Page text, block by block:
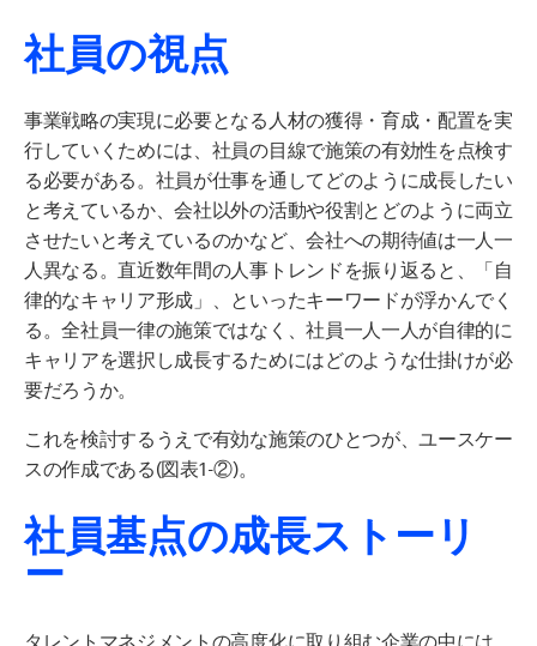
社員の視点
事業戦略の実現に必要となる人材の獲得・育成・配置を実
行していくためには、社員の目線で施策の有効性を点検す
る必要がある。社員が仕事を通してどのように成長したい
と考えているか、会社以外の活動や役割とどのように両立
させたいと考えているのかなど、会社への期待値は一人一
人異なる。直近数年間の人事トレンドを振り返ると、「自
律的なキャリア形成」、といったキーワードが浮かんでく
る。全社員一律の施策ではなく、社員一人一人が自律的に
キャリアを選択し成長するためにはどのような仕掛けが必
要だろうか。
これを検討するうえで有効な施策のひとつが、ユースケー
スの作成である(図表1-②)。
社員基点の成長ストーリ
ー
タレントマネジメントの高度化に取り組む企業の中には、